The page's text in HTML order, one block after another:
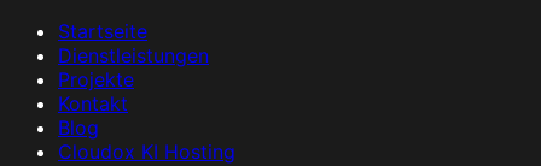
Startseite
Dienstleistungen
Projekte
Kontakt
Blog
Cloudox KI Hosting